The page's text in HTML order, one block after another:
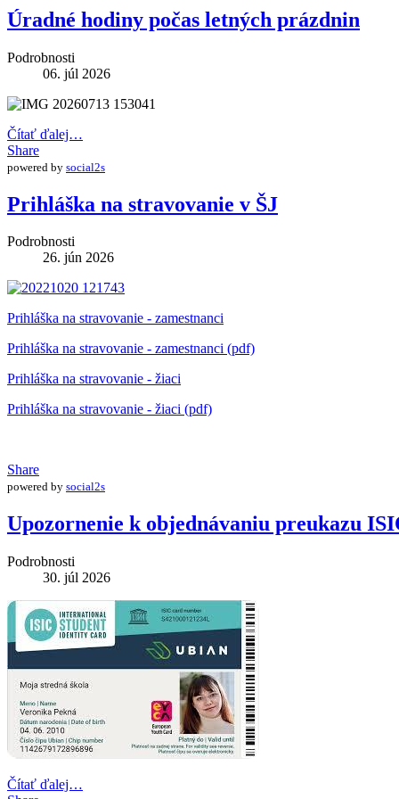
Úradné hodiny počas letných prázdnin
Podrobnosti
06. júl 2026
Čítať ďalej…
Share
powered by social2s
Prihláška na stravovanie v ŠJ
Podrobnosti
26. jún 2026
Prihláška na stravovanie - zamestnanci
Prihláška na stravovanie - zamestnanci (pdf)
Prihláška na stravovanie - žiaci
Prihláška na stravovanie - žiaci (pdf)
Share
powered by social2s
Upozornenie k objednávaniu preukazu
Podrobnosti
30. júl 2026
Čítať ďalej…